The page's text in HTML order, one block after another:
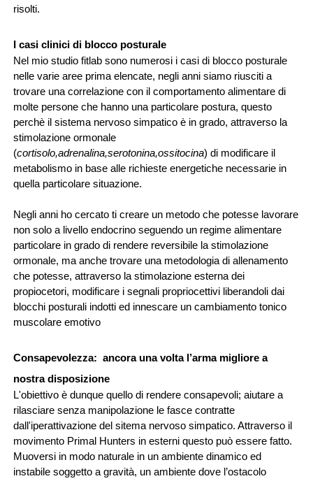
risolti.
I casi clinici di blocco posturale
Nel mio studio fitlab sono numerosi i casi di blocco posturale
nelle varie aree prima elencate, negli anni siamo riusciti a
trovare una correlazione con il comportamento alimentare di
molte persone che hanno una particolare postura, questo
perchè il sistema nervoso simpatico è in grado, attraverso la
stimolazione ormonale
(cortisolo,adrenalina,serotonina,ossitocina) di modificare il
metabolismo in base alle richieste energetiche necessarie in
quella particolare situazione.
Negli anni ho cercato ti creare un metodo che potesse lavorare
non solo a livello endocrino seguendo un regime alimentare
particolare in grado di rendere reversibile la stimolazione
ormonale, ma anche trovare una metodologia di allenamento
che potesse, attraverso la stimolazione esterna dei
propiocetori, modificare i segnali propriocettivi liberandoli dai
blocchi posturali indotti ed innescare un cambiamento tonico
muscolare emotivo
Consapevolezza:  ancora una volta l’arma migliore a
nostra disposizione
L'obiettivo è dunque quello di rendere consapevoli; aiutare a
rilasciare senza manipolazione le fasce contratte
dall'iperattivazione del sitema nervoso simpatico. Attraverso il
movimento Primal Hunters in esterni questo può essere fatto.
Muoversi in modo naturale in un ambiente dinamico ed
instabile soggetto a gravità, un ambiente dove l’ostacolo